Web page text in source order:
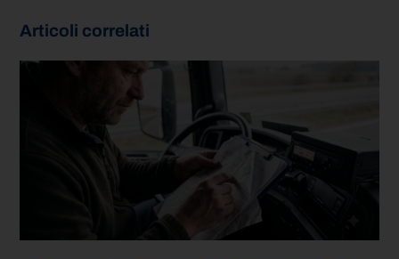
Articoli correlati